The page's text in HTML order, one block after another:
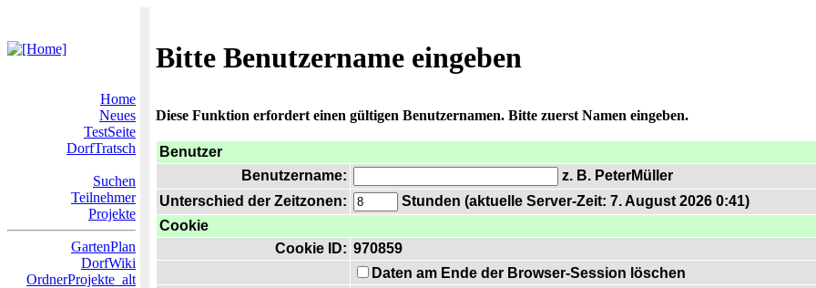
Bitte Benutzername eingeben
Home
Neues
TestSeite
DorfTratsch
Suchen
Teilnehmer
Projekte
GartenPlan
DorfWiki
OrdnerProjekte_alt
Diese Funktion erfordert einen gültigen Benutzernamen. Bitte zuerst Namen eingeben.
Benutzer
Benutzername:
z. B. PeterMüller
Unterschied der Zeitzonen:
Stunden (aktuelle Server-Zeit: 7. August 2026 0:41)
Cookie
Cookie ID: 970859
Daten am Ende der Browser-Session löschen